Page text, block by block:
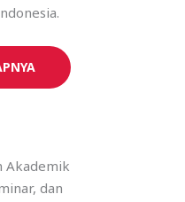
Akademik
dan